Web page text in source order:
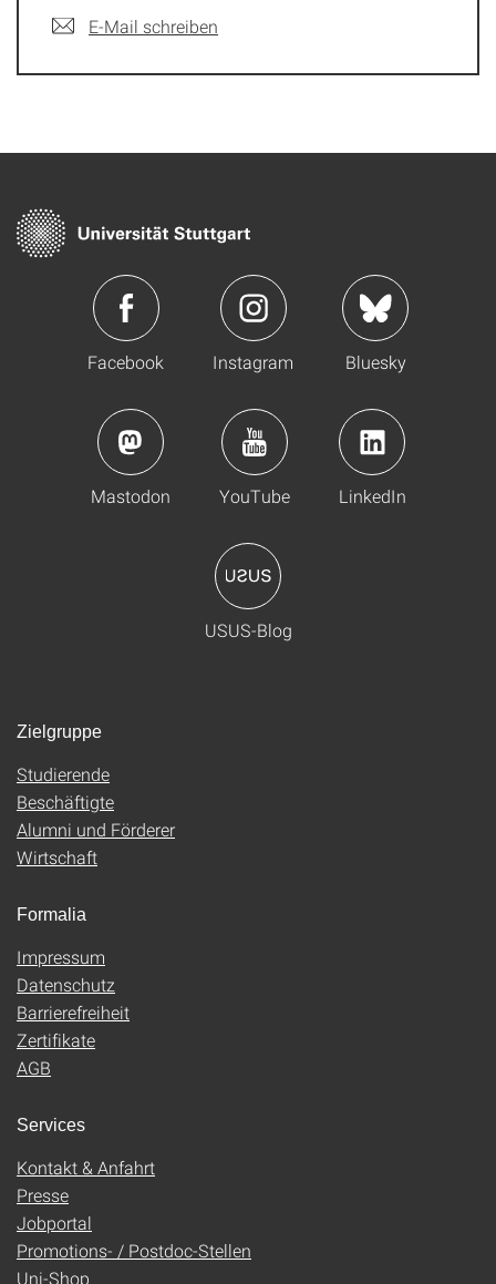
E-Mail schreiben
Facebook Instagram Bluesky
Mastodon YouTube LinkedIn
USUS-Blog
Zielgruppe
Studierende
Beschäftigte
Alumni und Förderer
Wirtschaft
Formalia
Impressum
Datenschutz
Barrierefreiheit
Zertifikate
AGB
Services
Kontakt & Anfahrt
Presse
Jobportal
Promotions- / Postdoc-Stellen
Uni-Shop